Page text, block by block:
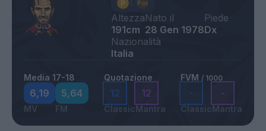
Altezza
191cm
Nato il
28 Gen 1978
Piede
Dx
Nazionalità
Italia
Media 17-18
6,19
MV
5,64
FM
Quotazione
12
Classic
12
Mantra
FVM / 1000
-
Classic
-
Mantra